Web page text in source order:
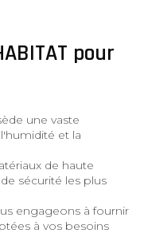
pour
une vaste
et la
de haute
sécurité les plus
engageons à fournir
à vos besoins